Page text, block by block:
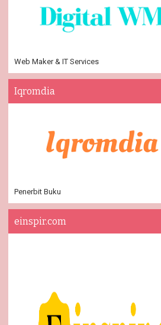
Web Maker & IT Services
Iqromdia
Penerbit Buku
einspir.com